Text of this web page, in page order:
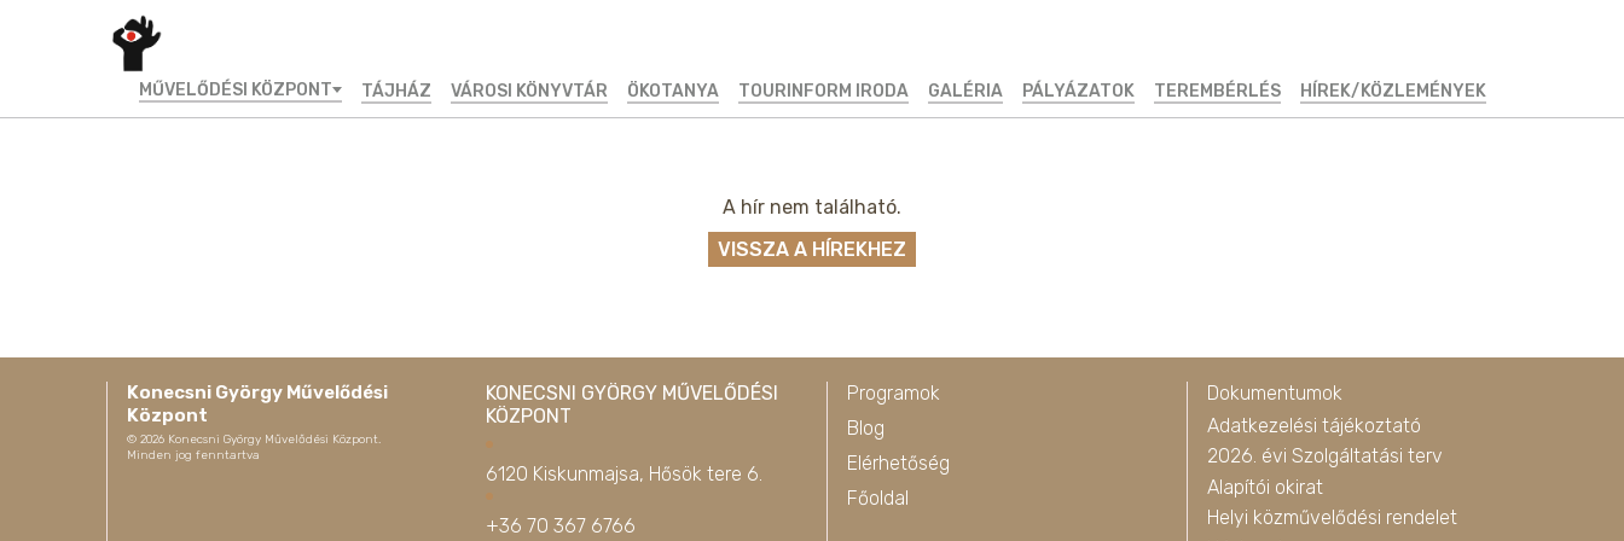
MŰVELŐDÉSI KÖZPONT TÁJHÁZ VÁROSI KÖNYVTÁR ÖKOTANYA TOURINFORM IRODA GALÉRIA PÁLYÁZATOK TEREMBÉRLÉS HÍREK/KÖZLEMÉNYEK
A hír nem található.
VISSZA A HÍREKHEZ
Konecsni György Művelődési
Központ
© 2026 Konecsni György Művelődési Központ.
Minden jog fenntartva
KONECSNI GYÖRGY MŰVELŐDÉSI
KÖZPONT
6120 Kiskunmajsa, Hősök tere 6.
+36 70 367 6766
Programok
Blog
Elérhetőség
Főoldal
Dokumentumok
Adatkezelési tájékoztató
2026. évi Szolgáltatási terv
Alapítói okirat
Helyi közművelődési rendelet